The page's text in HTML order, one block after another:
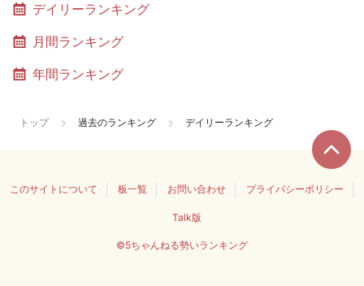
デイリーランキング
月間ランキング
年間ランキング
トップ 過去のランキング デイリーランキング
このサイトについて 板一覧 お問い合わせ プライバシーポリシー
Talk版
©5ちゃんねる勢いランキング